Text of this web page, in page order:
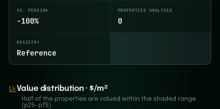
VS. PEREIRA
-100%
PROPERTIES ANALYZED
0
REGISTRY
Reference
Value distribution · $/m²
Half of the properties are valued within the shaded range
(p25–p75).